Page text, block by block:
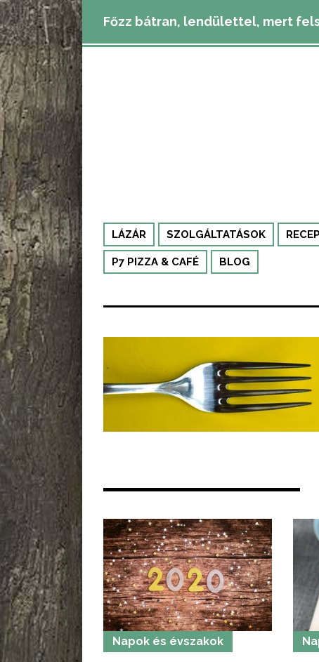
Főzz bátran, lendülettel, mert
LÁZÁR SZOLGÁLTATÁSOK
P7 PIZZA & CAFÉ BLOG
Napok és évszakok